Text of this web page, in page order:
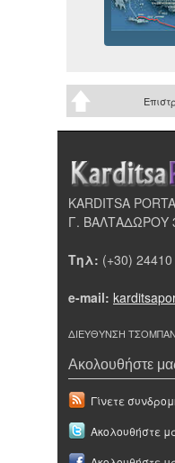
KARDITSA
Γ. ΒΑΛΤΑΔΩΡΟΥ
Τηλ: (+30)
e-mail:
ΔΙΕΥΘΥΝΣΗ
Ακολουθήστε
Γίνετε
Ακολουθήστε